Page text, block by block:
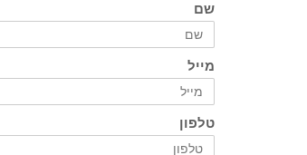
שם
מייל
טלפון